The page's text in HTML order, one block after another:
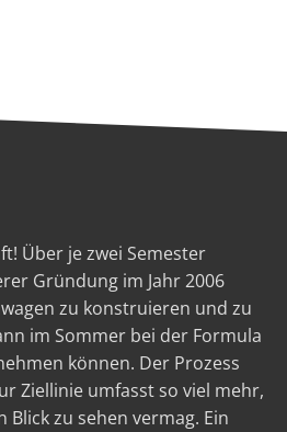
Über je zwei Semester
Gründung im Jahr 2006
zu konstruieren und zu
im Sommer bei der Formula
können. Der Prozess
Ziellinie umfasst so viel mehr,
zu sehen vermag. Ein